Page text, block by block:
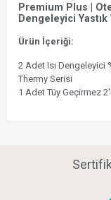
Premium Plus |
Dengeleyici
Ürün İçeriği:
2 Adet Isı Dengeleyici
Thermy Serisi
1 Adet Tüy Geçirmez